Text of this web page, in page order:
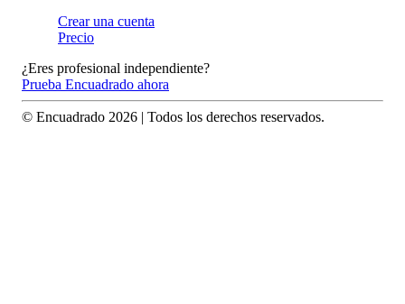
Crear una cuenta
Precio
¿Eres profesional independiente?
Prueba Encuadrado ahora
© Encuadrado 2026 | Todos los derechos reservados.